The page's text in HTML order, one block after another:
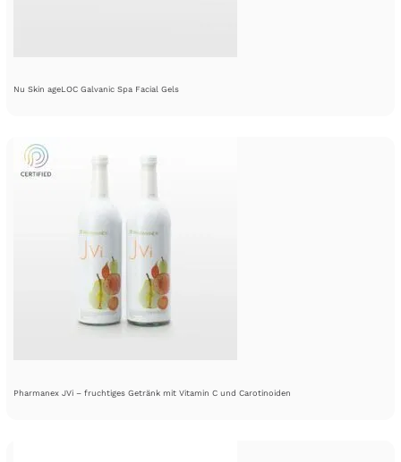
Nu Skin ageLOC Galvanic Spa Facial Gels
Pharmanex JVi – fruchtiges Getränk mit Vitamin C und Carotinoiden